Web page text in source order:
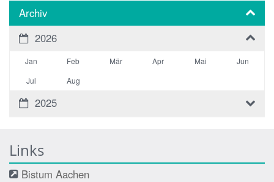
Archiv
2026
Jan Feb Mär Apr Mai
Jun
Jul
Aug
2025
Links
Bistum Aachen